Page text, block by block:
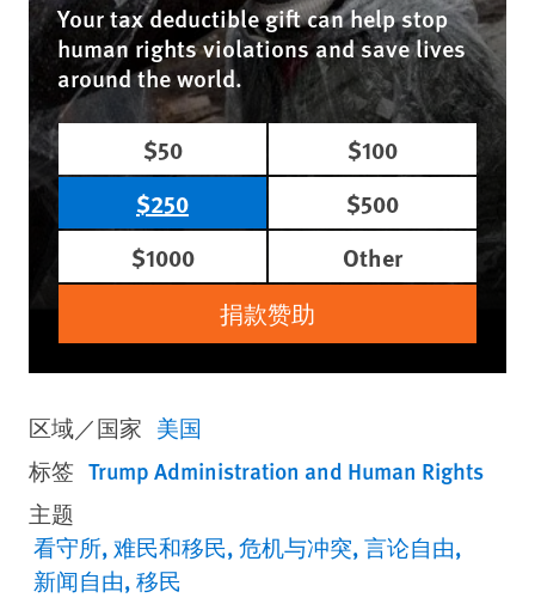
Your tax deductible gift can help stop
human rights violations and save lives
around the world.
$50
$100
$250
$500
$1000
Other
捐款赞助
区域／国家 美国
标签 Trump Administration and Human Rights
主题
看守所 难民和移民 危机与冲突 言论自由
新闻自由 移民